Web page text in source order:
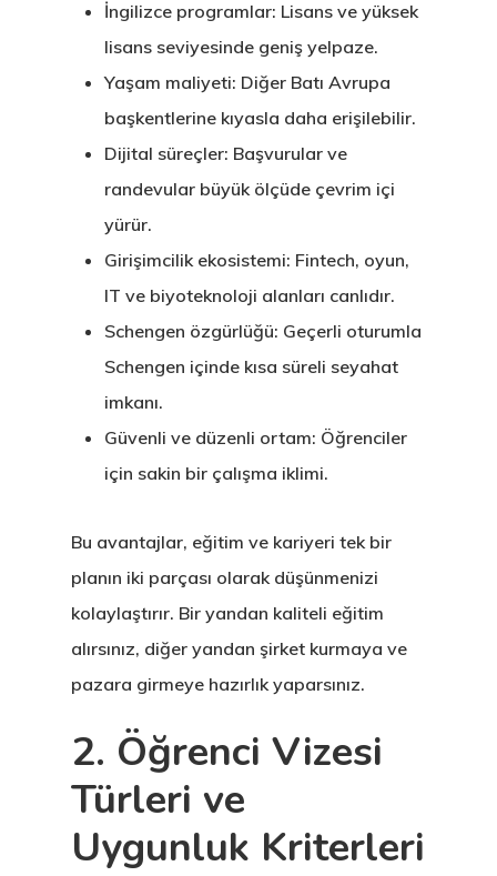
İngilizce programlar: Lisans ve yüksek
lisans seviyesinde geniş yelpaze.
Yaşam maliyeti: Diğer Batı Avrupa
başkentlerine kıyasla daha erişilebilir.
Dijital süreçler: Başvurular ve
randevular büyük ölçüde çevrim içi
yürür.
Girişimcilik ekosistemi: Fintech, oyun,
IT ve biyoteknoloji alanları canlıdır.
Schengen özgürlüğü: Geçerli oturumla
Schengen içinde kısa süreli seyahat
imkanı.
Güvenli ve düzenli ortam: Öğrenciler
için sakin bir çalışma iklimi.
Bu avantajlar, eğitim ve kariyeri tek bir
planın iki parçası olarak düşünmenizi
kolaylaştırır. Bir yandan kaliteli eğitim
alırsınız, diğer yandan şirket kurmaya ve
pazara girmeye hazırlık yaparsınız.
2. Öğrenci Vizesi
Türleri ve
Uygunluk Kriterleri